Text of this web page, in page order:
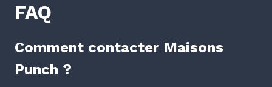
FAQ
Comment contacter Maisons
Punch ?